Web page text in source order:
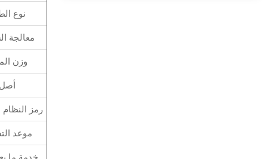
نوع
معالجة
وزن
رمز
موعد
خدمة ما